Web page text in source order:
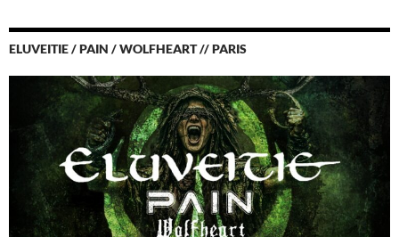
ELUVEITIE / PAIN / WOLFHEART // PARIS